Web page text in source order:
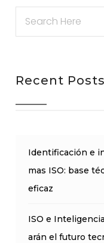
Recent Posts
Identificación e
mas ISO: base
eficaz
ISO e
arán el futuro